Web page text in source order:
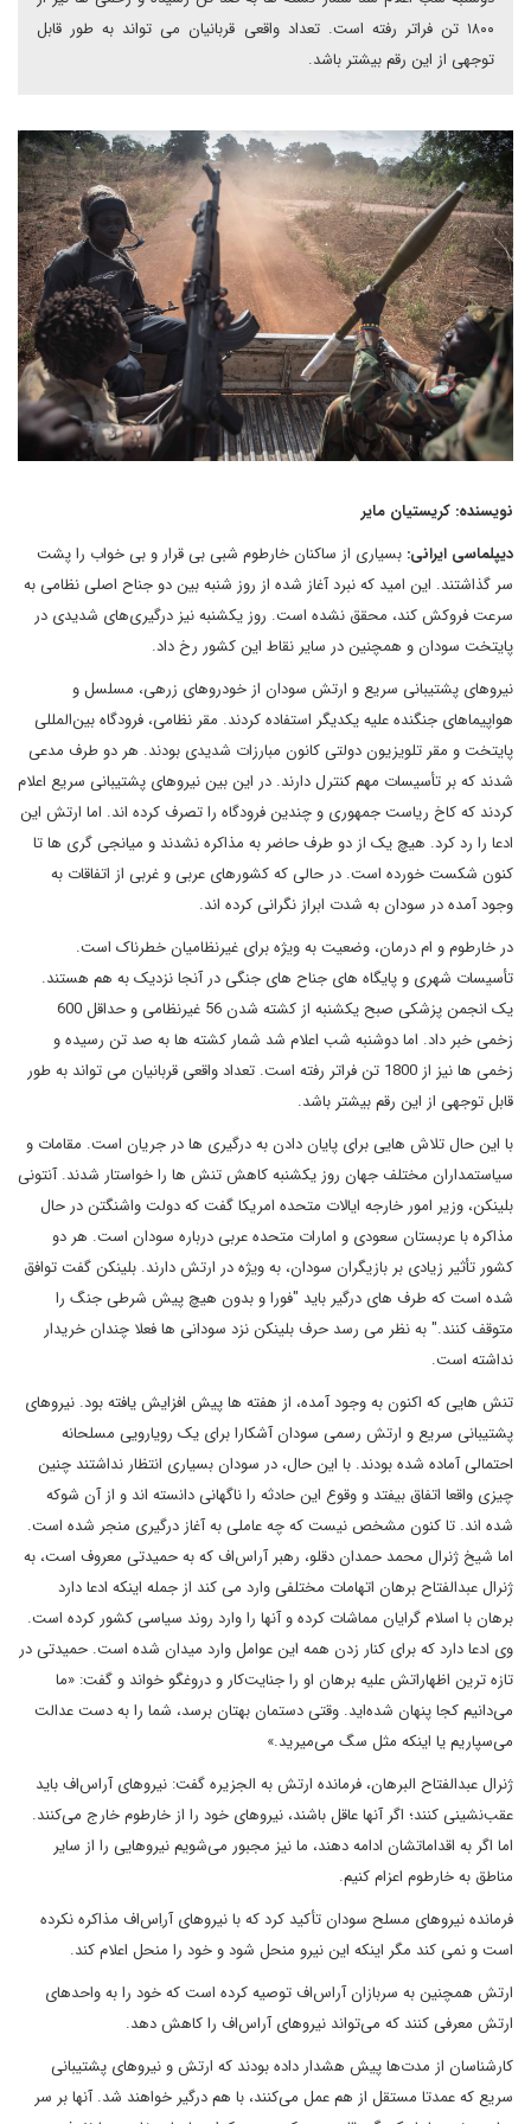
۱۸۰۰ تن فراتر رفته است. تعداد واقعی قربانیان می تواند به طور قابل
توجهی از این رقم بیشتر باشد.
نویسنده: کریستیان مایر
دیپلماسی ایرانی: بسیاری از ساکنان خارطوم شبی بی قرار و بی خواب را پشت
سر گذاشتند. این امید که نبرد آغاز شده از روز شنبه بین دو جناح اصلی نظامی به
سرعت فروکش کند، محقق نشده است. روز یکشنبه نیز درگیری‌های شدیدی در
پایتخت سودان و همچنین در سایر نقاط این کشور رخ داد.
نیروهای پشتیبانی سریع و ارتش سودان از خودروهای زرهی، مسلسل و
هواپیماهای جنگنده علیه یکدیگر استفاده کردند. مقر نظامی، فرودگاه بین‌المللی
پایتخت و مقر تلویزیون دولتی کانون مبارزات شدیدی بودند. هر دو طرف مدعی
شدند که بر تأسیسات مهم کنترل دارند. در این بین نیروهای پشتیبانی سریع اعلام
کردند که کاخ ریاست جمهوری و چندین فرودگاه را تصرف کرده اند. اما ارتش این
ادعا را رد کرد. هیچ یک از دو طرف حاضر به مذاکره نشدند و میانجی گری ها تا
کنون شکست خورده است. در حالی که کشورهای عربی و غربی از اتفاقات به
وجود آمده در سودان به شدت ابراز نگرانی کرده اند.
در خارطوم و ام درمان، وضعیت به ویژه برای غیرنظامیان خطرناک است.
تأسیسات شهری و پایگاه های جناح های جنگی در آنجا نزدیک به هم هستند.
یک انجمن پزشکی صبح یکشنبه از کشته شدن 56 غیرنظامی و حداقل 600
زخمی خبر داد. اما دوشنبه شب اعلام شد شمار کشته ها به صد تن رسیده و
زخمی ها نیز از 1800 تن فراتر رفته است. تعداد واقعی قربانیان می تواند به طور
قابل توجهی از این رقم بیشتر باشد.
با این حال تلاش هایی برای پایان دادن به درگیری ها در جریان است. مقامات و
سیاستمداران مختلف جهان روز یکشنبه کاهش تنش ها را خواستار شدند. آنتونی
بلینکن، وزیر امور خارجه ایالات متحده امریکا گفت که دولت واشنگتن در حال
مذاکره با عربستان سعودی و امارات متحده عربی درباره سودان است. هر دو
کشور تأثیر زیادی بر بازیگران سودان، به ویژه در ارتش دارند. بلینکن گفت توافق
شده است که طرف های درگیر باید "فورا و بدون هیچ پیش شرطی جنگ را
متوقف کنند." به نظر می رسد حرف بلینکن نزد سودانی ها فعلا چندان خریدار
نداشته است.
تنش هایی که اکنون به وجود آمده، از هفته ها پیش افزایش یافته بود. نیروهای
پشتیبانی سریع و ارتش رسمی سودان آشکارا برای یک رویارویی مسلحانه
احتمالی آماده شده بودند. با این حال، در سودان بسیاری انتظار نداشتند چنین
چیزی واقعا اتفاق بیفتد و وقوع این حادثه را ناگهانی دانسته اند و از آن شوکه
شده اند. تا کنون مشخص نیست که چه عاملی به آغاز درگیری منجر شده است.
اما شیخ ژنرال محمد حمدان دقلو، رهبر آر‌اس‌اف که به حمیدتی معروف است، به
ژنرال عبدالفتاح برهان اتهامات مختلفی وارد می کند از جمله اینکه ادعا دارد
برهان با اسلام گرایان مماشات کرده و آنها را وارد روند سیاسی کشور کرده است.
وی ادعا دارد که برای کنار زدن همه این عوامل وارد میدان شده است. حمیدتی در
تازه ترین اظهاراتش علیه برهان او را جنایت‌کار و دروغگو خواند و گفت: «ما
می‌دانیم کجا پنهان شده‌اید. وقتی دستمان بهتان برسد، شما را به دست عدالت
می‌سپاریم یا اینکه مثل سگ می‌میرید.»
ژنرال عبدالفتاح البرهان، فرمانده ارتش به الجزیره گفت: نیروهای آراس‌اف باید
عقب‌نشینی کنند؛ اگر آنها عاقل باشند، نیروهای خود را از خارطوم خارج می‌کنند.
اما اگر به اقداماتشان ادامه دهند، ما نیز مجبور می‌شویم نیروهایی را از سایر
مناطق به خارطوم اعزام کنیم.
فرمانده نیروهای مسلح سودان تأکید کرد که با نیروهای آراِس‌اف مذاکره نکرده
است و نمی کند مگر اینکه این نیرو منحل شود و خود را منحل اعلام کند.
ارتش همچنین به سربازان آر‌اس‌اف توصیه کرده است که خود را به واحدهای
ارتش معرفی کنند که می‌تواند نیروهای آر‌اس‌اف را کاهش دهد.
کارشناسان از مدت‌ها پیش هشدار داده‌ بودند که ارتش و نیروهای پشتیبانی
سریع که عمدتا مستقل از هم عمل می‌کنند، با هم درگیر خواهند شد. آنها بر سر